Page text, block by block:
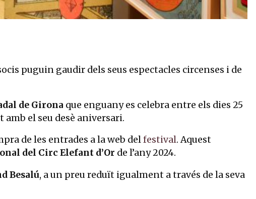
puguin gaudir dels seus espectacles circenses i de
de Girona que enguany es celebra entre els dies 25
amb el seu desè aniversari.
de les entrades a la web delfestival. Aquest
del Circ Elefant d’Or de l’any 2024.
Besalú, a un preu reduït igualment a través de la seva